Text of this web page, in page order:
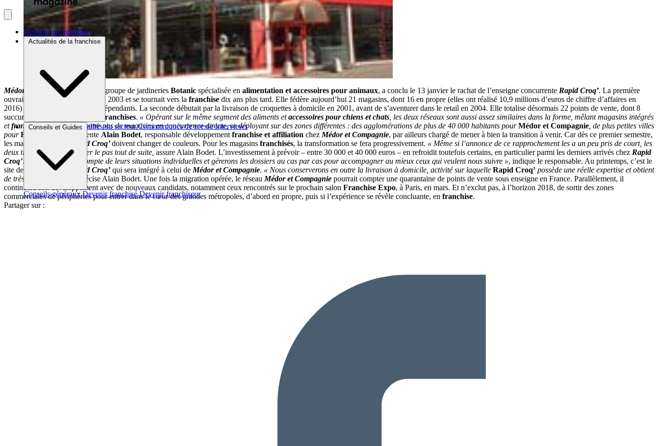
Trouver ma franchise
Actualités de la franchise
Brèves et actus Actualités du secteur Communiqués de presse Interviews
Conseils et Guides
Conseils généraux Devenir franchisé Devenir franchiseur
Médor et Compagnie, filiale du groupe de jardineries Botanic spécialisée en alimentation et accessoires pour animaux, a conclu le 13 janvier le rachat de l’enseigne concurrente Rapid Croq’. La première
ouvrait sa première succursale en 2003 et se tournait vers la franchise dix ans plus tard. Elle fédère aujourd’hui 21 magasins, dont 16 en propre (elles ont réalisé 10,9 millions d’euros de chiffre d’affaires en
2016) et 5 appartenant à des indépendants. La seconde débutait par la livraison de croquettes à domicile en 2001, avant de s’aventurer dans le retail en 2004. Elle totalise désormais 22 points de vente, dont 8
succursales (3,8 M€ de CA) 14
franchises. « Opérant sur le même segment des aliments etaccessoires pour chiens et chats , les deux réseaux sont aussi assez similaires dans la forme, mêlant magasins intégrés
etfranchises. Ils n’ont en outre pas de magasins en concurrence directe, se déployant sur des zones différentes : des agglomérations de plus de 40 000 habitants pour Médor et Compagnie , de plus petites villes
pour Rapid Croq’ , commente Alain Bodet, responsable développement franchise et affiliation chez Médor et Compagnie, par ailleurs chargé de mener à bien la transition à venir. Car dès ce premier semestre,
les magasins intégrés
Rapid Croq’doivent changer de couleurs. Pour les magasins franchisés, la transformation se fera progressivement. « Même si l’annonce de ce rapprochement les a un peu pris de court, les
deux tiers sont prêts à sauter le pas tout de suite, assure Alain Bodet. L’investissement à prévoir – entre 30 000 et 40 000 euros – en refroidit toutefois certains, en particulier parmi les derniers arrivés chez Rapid
Croq’. « Nous tiendrons compte de leurs situations individuelles et gérerons les dossiers au cas par cas pour accompagner au mieux ceux qui veulent nous suivre », indique le responsable. Au printemps, c’est le
site de vente en ligne
Rapid Croq’ qui sera intégré à celui de Médor et Compagnie. « Nous conserverons en outre la livraison à domicile, activité sur laquelle Rapid Croq’ possède une réelle expertise et obtient
de très bons résultats
« , précise Alain Bodet. Une fois la migration opérée, le réseau Médor et Compagnie pourrait compter une quarantaine de points de vente sous enseigne en France. Parallèlement, il
continuera son développement avec de nouveaux candidats, notamment ceux rencontrés sur le prochain salon Franchise Expo, à Paris, en mars. Et n’exclut pas, à l’horizon 2018, de sortir des zones
commerciales de périphéries pour entrer dans le cœur des grandes métropoles, d’abord en propre, puis si l’expérience se révèle concluante, en franchise.
Partager sur :